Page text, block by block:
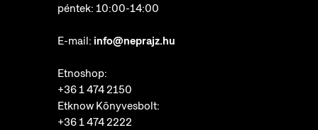
péntek: 10:00-14:00
E-mail: info@neprajz.hu
Etnoshop:
+36 1 474 2150
Etknow Könyvesbolt:
+36 1 474 2222